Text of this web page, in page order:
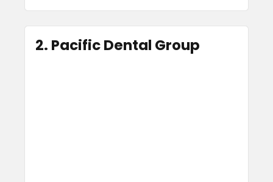
2. Pacific Dental Group